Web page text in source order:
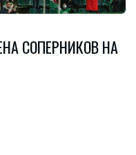
СОПЕРНИКОВ НА